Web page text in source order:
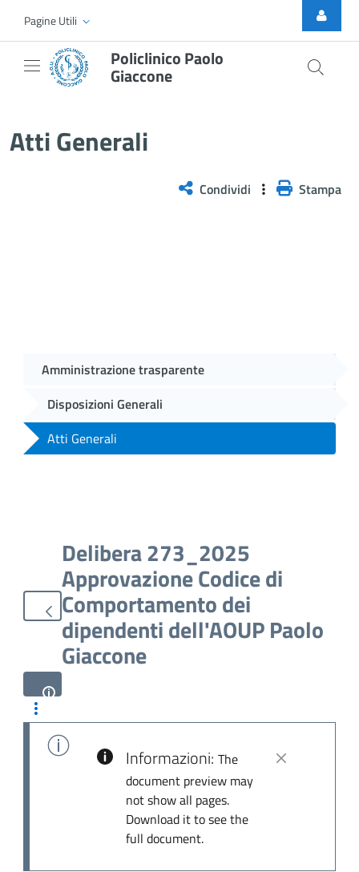
Skip to Main Content
Pagine Utili
Policlinico Paolo
Giaccone
Atti Generali
Condividi Stampa
Amministrazione trasparente
Disposizioni Generali
Atti Generali
Delibera 273_2025
Approvazione Codice di
Comportamento dei
dipendenti dell'AOUP Paolo
Giaccone
Informazioni: The
document preview may
not show all pages.
Download it to see the
full document.